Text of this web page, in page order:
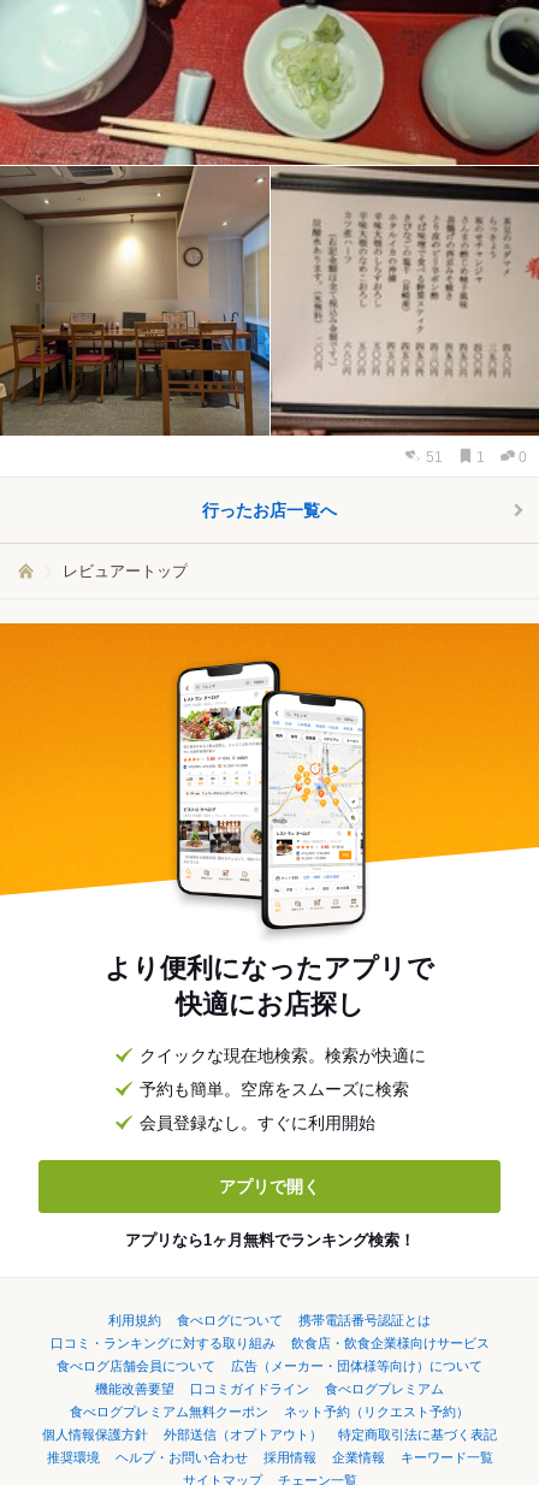
51 1 0
行ったお店一覧へ
レビュアートップ
より便利になったアプリで
快適にお店探し
クイックな現在地検索。検索が快適に
予約も簡単。空席をスムーズに検索
会員登録なし。すぐに利用開始
アプリで開く
アプリなら1ヶ月無料でランキング検索！
利用規約 食べログについて
携帯電話番号認証とは
口コミ・ランキングに対する取り組み
飲食店・飲食企業様向けサービス
食べログ店舗会員について
広告（メーカー・団体様等向け）について
機能改善要望
口コミガイドライン
食べログプレミアム
食べログプレミアム無料クーポン
ネット予約（リクエスト予約）
個人情報保護方針
外部送信（オプトアウト）
特定商取引法に基づく表記
推奨環境
ヘルプ・お問い合わせ 採用情報 企業情報
キーワード一覧
サイトマップ
チェーン一覧